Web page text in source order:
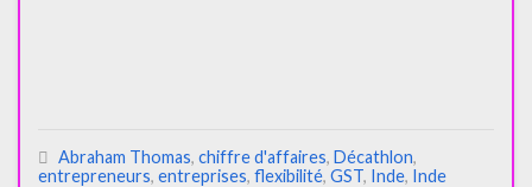
Abraham Thomas, chiffre d'affaires, Décathlon,
entrepreneurs, entreprises, flexibilité, GST, Inde, Inde